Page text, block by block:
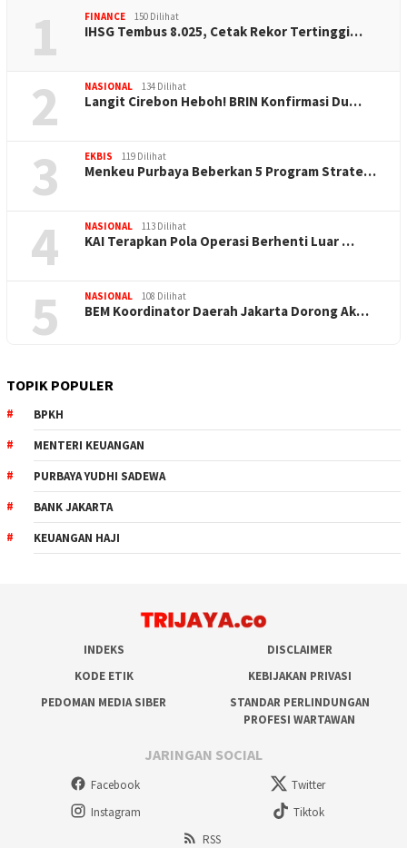
1 FINANCE 150 Dilihat
IHSG Tembus 8.025, Cetak Rekor Tertinggi…
2 NASIONAL 134 Dilihat
Langit Cirebon Heboh! BRIN Konfirmasi Du…
3 EKBIS 119 Dilihat
Menkeu Purbaya Beberkan 5 Program Strate…
4 NASIONAL 113 Dilihat
KAI Terapkan Pola Operasi Berhenti Luar …
5 NASIONAL 108 Dilihat
BEM Koordinator Daerah Jakarta Dorong Ak…
TOPIK POPULER
BPKH
MENTERI KEUANGAN
PURBAYA YUDHI SADEWA
BANK JAKARTA
KEUANGAN HAJI
INDEKS
DISCLAIMER
KODE ETIK
KEBIJAKAN PRIVASI
PEDOMAN MEDIA SIBER
STANDAR PERLINDUNGAN
PROFESI WARTAWAN
JARINGAN SOCIAL
Facebook
Twitter
Instagram
Tiktok
RSS